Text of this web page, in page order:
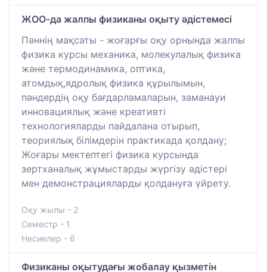
ЖОО-да жалпы физиканы оқыту әдістемесі
Пәннің мақсаты - жоғарғы оқу орнында жалпы
физика курсы механика, молекулалық физика
және термодинамика, оптика,
атомдық,ядролық физика құрылымын,
пәндердің оқу бағдарламаларын, заманауи
инновациялық және креативті
технологияларды пайдалана отырып,
теориялық білімдерін практикада қолдану;
Жоғары мектептегі физика курсында
зертханалық жұмыстарды жүргізу әдістері
мен демонстрацияларды қолдануға үйрету.
Оқу жылы - 2
Семестр - 1
Несиелер - 6
Физиканы оқытудағы жобалау қызметін